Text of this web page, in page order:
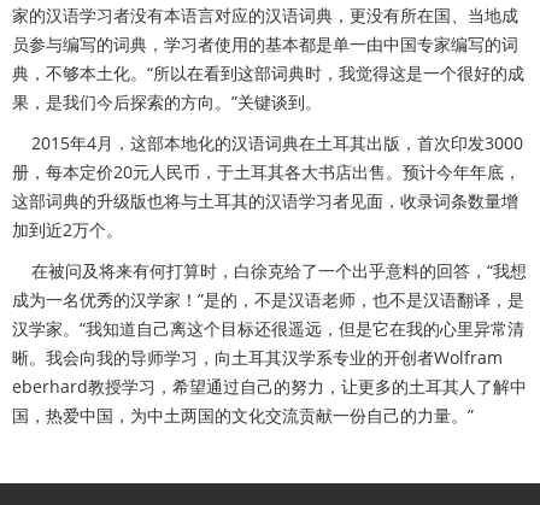
家的汉语学习者没有本语言对应的汉语词典，更没有所在国、当地成
员参与编写的词典，学习者使用的基本都是单一由中国专家编写的词
典，不够本土化。“所以在看到这部词典时，我觉得这是一个很好的成
果，是我们今后探索的方向。”关键谈到。
2015年4月，这部本地化的汉语词典在土耳其出版，首次印发3000
册，每本定价20元人民币，于土耳其各大书店出售。预计今年年底，
这部词典的升级版也将与土耳其的汉语学习者见面，收录词条数量增
加到近2万个。
在被问及将来有何打算时，白徐克给了一个出乎意料的回答，“我想
成为一名优秀的汉学家！”是的，不是汉语老师，也不是汉语翻译，是
汉学家。“我知道自己离这个目标还很遥远，但是它在我的心里异常清
晰。我会向我的导师学习，向土耳其汉学系专业的开创者Wolfram
eberhard教授学习，希望通过自己的努力，让更多的土耳其人了解中
国，热爱中国，为中土两国的文化交流贡献一份自己的力量。”